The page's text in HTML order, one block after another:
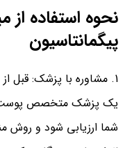
نحوه استفاده
پیگمانتاسیون
مشاوره با پزشک: قبل
یک پزشک متخصص پوست
شما ارزیابی شود و